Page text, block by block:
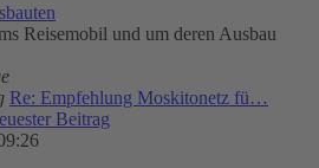
Reisemobil und um deren Ausbau
Re: Empfehlung Moskitonetz fü…
Beitrag